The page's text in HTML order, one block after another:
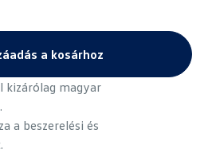
a kosárhoz
kizárólag magyar
a beszerelési és